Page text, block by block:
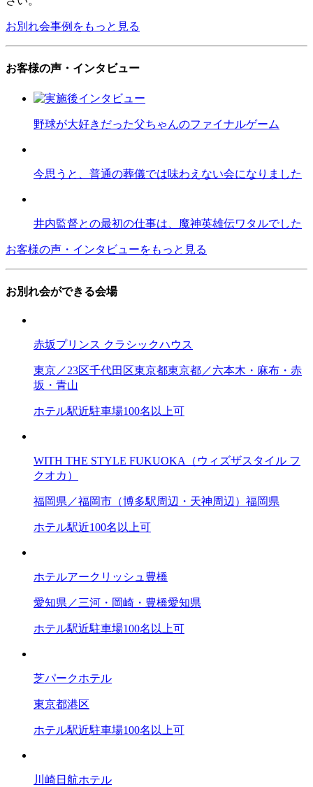
お別れ会事例をもっと見る
お客様の声・インタビュー
野球が大好きだった父ちゃんのファイナルゲーム
今思うと、普通の葬儀では味わえない会になりました
井内監督との最初の仕事は、魔神英雄伝ワタルでした
お客様の声・インタビューをもっと見る
お別れ会ができる会場
赤坂プリンス クラシックハウス
東京／23区千代田区東京都東京都／六本木・麻布・赤
坂・青山
ホテル駅近駐車場100名以上可
WITH THE STYLE FUKUOKA（ウィズザスタイル フ
クオカ）
福岡県／福岡市（博多駅周辺・天神周辺） 福岡県
ホテル駅近100名以上可
ホテルアークリッシュ豊橋
愛知県／三河・岡崎・豊橋愛知県
ホテル駅近駐車場100名以上可
芝パークホテル
東京都港区
ホテル駅近駐車場100名以上可
川崎日航ホテル